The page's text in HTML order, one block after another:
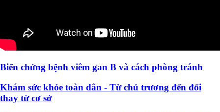
Biến chứng bệnh viêm gan B và cách phòng tránh
Khám sức khỏe toàn dân - Từ chủ trương đến đổi
thay từ cơ sở